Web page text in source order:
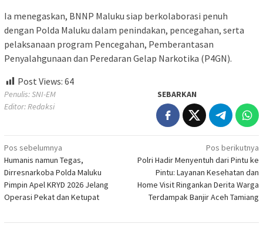
Ia menegaskan, BNNP Maluku siap berkolaborasi penuh
dengan Polda Maluku dalam penindakan, pencegahan, serta
pelaksanaan program Pencegahan, Pemberantasan
Penyalahgunaan dan Peredaran Gelap Narkotika (P4GN).
Post Views: 64
Penulis: SNI-EM
Editor: Redaksi
SEBARKAN
Navigasi
pos
Pos sebelumnya
Humanis namun Tegas,
Dirresnarkoba Polda Maluku
Pimpin Apel KRYD 2026 Jelang
Operasi Pekat dan Ketupat
Pos berikutnya
Polri Hadir Menyentuh dari Pintu ke
Pintu: Layanan Kesehatan dan
Home Visit Ringankan Derita Warga
Terdampak Banjir Aceh Tamiang